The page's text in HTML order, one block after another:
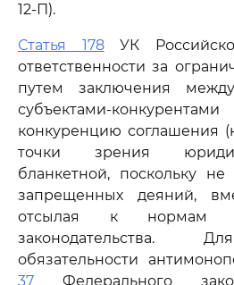
12-П).
Статья 178УК
ответственности за
путем заключения
субъектами-
конкуренцию соглашения
точки зрения
бланкетной, поскольку
запрещенных деяний,
отсылая к нормам
законодательства.
обязательности
37 Федерального